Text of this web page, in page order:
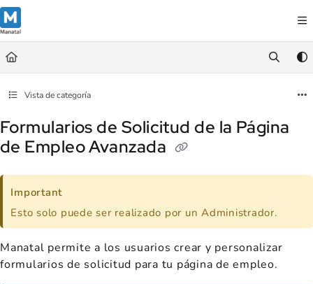
Documentation Index
Fetch the complete documentation index at:
https://
Use this file to discover all available pages before exploring further.
Vista de categoría
Formularios de Solicitud de la Página
de Empleo Avanzada
Important
Esto solo puede ser realizado por un Administrador.
Manatal permite a los usuarios crear y personalizar
formularios de solicitud para tu página de empleo.